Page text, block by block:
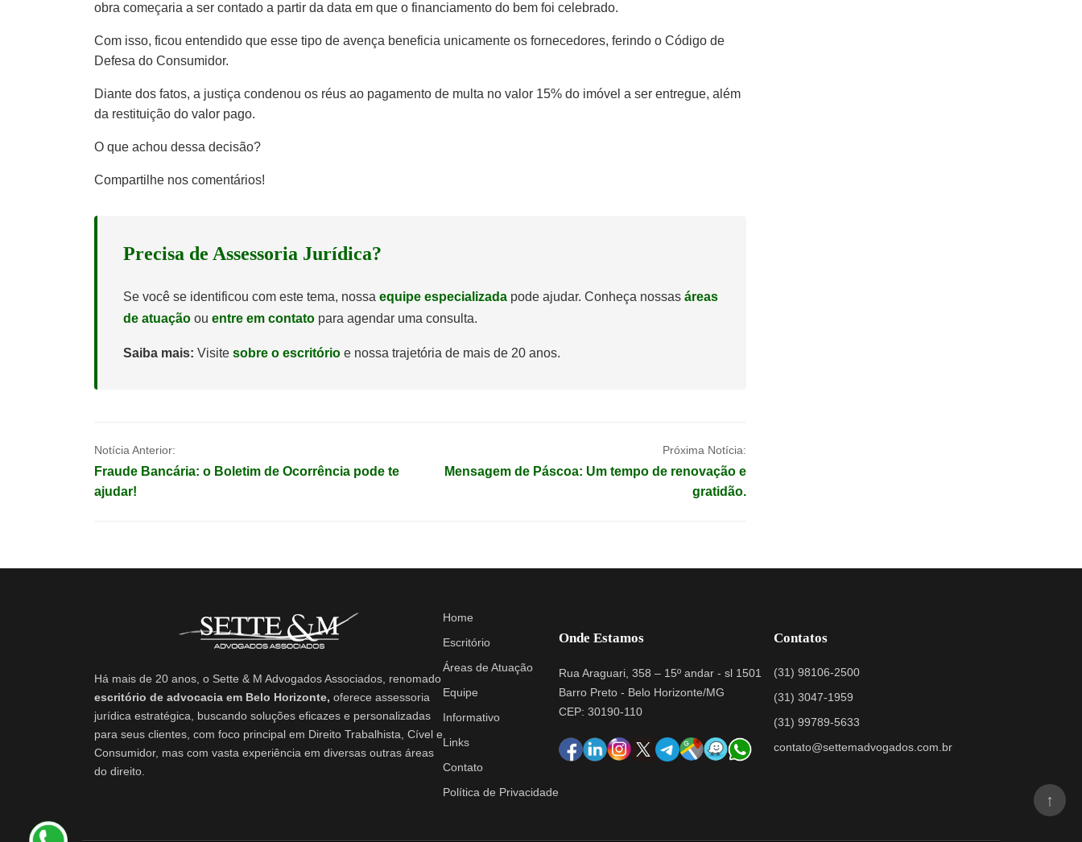
obra começaria a ser contado a partir da data em que o financiamento do bem foi celebrado.
Com isso, ficou entendido que esse tipo de avença beneficia unicamente os fornecedores, ferindo o Código de
Defesa do Consumidor.
Diante dos fatos, a justiça condenou os réus ao pagamento de multa no valor 15% do imóvel a ser entregue, além
da restituição do valor pago.
O que achou dessa decisão?
Compartilhe nos comentários!
Precisa de Assessoria Jurídica?
Se você se identificou com este tema, nossa equipe especializada pode ajudar. Conheça nossas áreas
de atuação ou entre em contato para agendar uma consulta.
Saiba mais: Visite sobre o escritório e nossa trajetória de mais de 20 anos.
Navegação
de
Notícia Anterior:
Fraude Bancária: o Boletim de Ocorrência pode te
ajudar!
Próxima Notícia:
Mensagem de Páscoa: Um tempo de renovação e
gratidão.
Há mais de 20 anos, o Sette & M Advogados Associados, renomado
escritório de advocacia em Belo Horizonte, oferece assessoria
jurídica estratégica, buscando soluções eficazes e personalizadas
para seus clientes, com foco principal em Direito Trabalhista, Cível e
Consumidor, mas com vasta experiência em diversas outras áreas
do direito.
Home
Escritório
Áreas de Atuação
Equipe
Informativo
Links
Contato
Política de Privacidade
Onde Estamos
Rua Araguari, 358 – 15º andar - sl 1501
Barro Preto - Belo Horizonte/MG
CEP: 30190-110
Contatos
(31) 98106-2500
(31) 3047-1959
(31) 99789-5633
contato@settemadvogados.com.br
↑